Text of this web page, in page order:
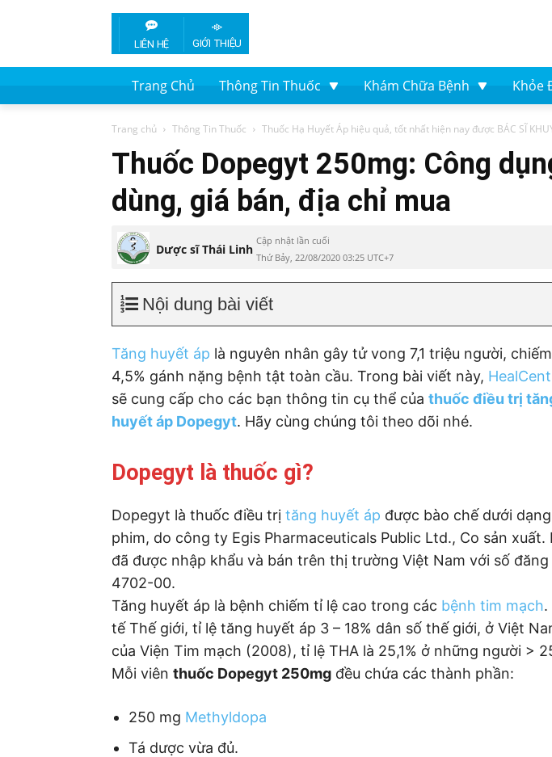
LIÊN HỆ GIỚI THIỆU
Trang Chủ Thông Tin Thuốc Khám Chữa Bệnh Khỏe
Trang chủ Thông Tin Thuốc Thuốc Hạ Huyết Áp hiệu quả, tốt nhất hiện nay được BÁC SĨ
Thuốc Dopegyt 250mg: Công
dùng, giá bán, địa chỉ mua
Dược sĩ Thái Linh
Cập nhật lần cuối
Thứ Bảy, 22/08/2020 03:25 UTC+7
Nội dung bài viết
Tăng huyết áp là nguyên nhân gây tử vong 7,1 triệu người, chiếm
4,5% gánh nặng bệnh tật toàn cầu. Trong bài viết này,
sẽ cung cấp cho các bạn thông tin cụ thể của thuốc điều trị
huyết áp Dopegyt. Hãy cùng chúng tôi theo dõi nhé.
Dopegyt là thuốc gì?
Dopegyt là thuốc điều trị tăng huyết áp được bào chế dưới
phim, do công ty Egis Pharmaceuticals Public Ltd., Co sản xuất.
đã được nhập khẩu và bán trên thị trường Việt Nam với số
4702-00.
Tăng huyết áp là bệnh chiếm tỉ lệ cao trong các bệnh tim mạch.
tế Thế giới, tỉ lệ tăng huyết áp 3 – 18% dân số thế giới, ở Việt
của Viện Tim mạch (2008), tỉ lệ THA là 25,1% ở những người >
Mỗi viên thuốc Dopegyt 250mg đều chứa các thành phần:
250 mg Methyldopa
Tá dược vừa đủ.